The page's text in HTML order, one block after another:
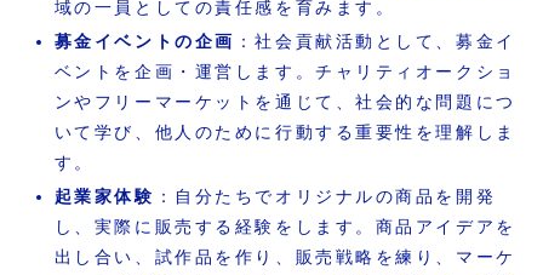
域の一員としての責任感を育みます。
募金イベントの企画 ：社会貢献活動として、募金イ
ベントを企画・運営します。チャリティオークショ
ンやフリーマーケットを通じて、社会的な問題につ
いて学び、他人のために行動する重要性を理解しま
す。
起業家体験 ：自分たちでオリジナルの商品を開発
し、実際に販売する経験をします。商品アイデアを
出し合い、試作品を作り、販売戦略を練り、マーケ